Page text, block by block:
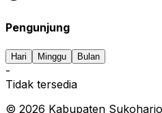
Media Sosial
Pengunjung